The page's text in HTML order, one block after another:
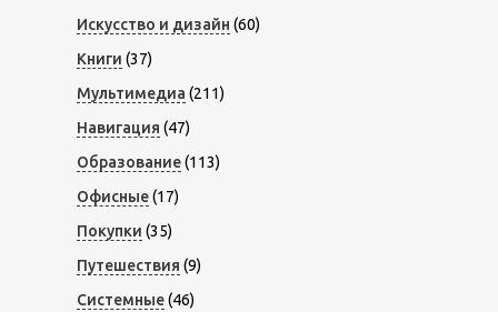
Искусство и дизайн (60)
Книги (37)
Мультимедиа (211)
Навигация (47)
Образование(113)
Офисные(17)
Покупки (35)
Путешествия (9)
Системные(46)